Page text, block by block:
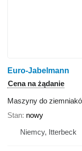
Euro-Jabelmann
Cena na żądanie
Maszyny do
Stan nowy
Niemcy, Itterbeck